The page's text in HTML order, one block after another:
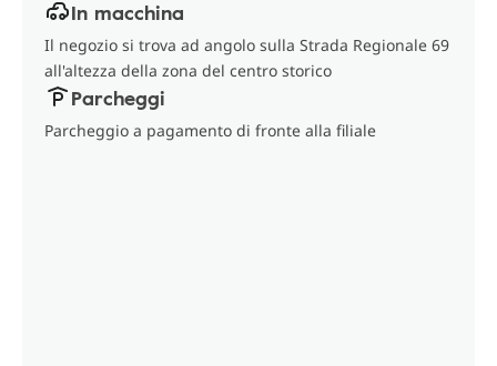
In macchina
Il negozio si trova ad angolo sulla Strada Regionale 69
all'altezza della zona del centro storico
Parcheggi
Parcheggio a pagamento di fronte alla filiale